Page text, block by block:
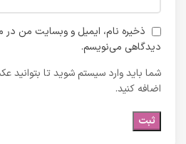
ذخیره نام، ایمیل و وبسایت من در
دیدگاهی می‌نویسم.
شما باید وارد سیستم شوید تا بتوانید
اضافه کنید.